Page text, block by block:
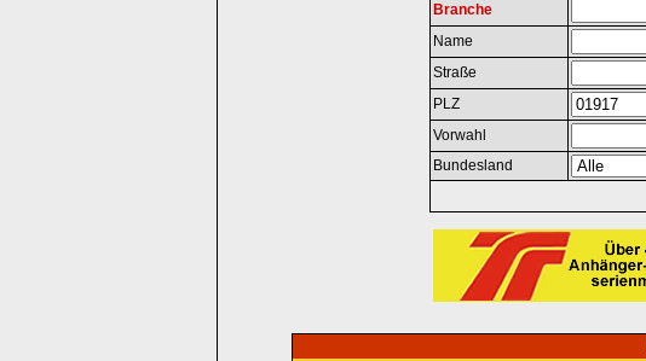
Branche
Name
Straße
PLZ
Vorwahl
Bundesland